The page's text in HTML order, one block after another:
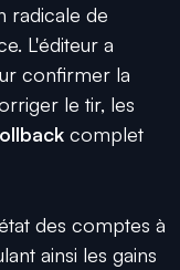
radicale de
L'éditeur a
confirmer la
le tir, les
complet
des comptes à
ainsi les gains